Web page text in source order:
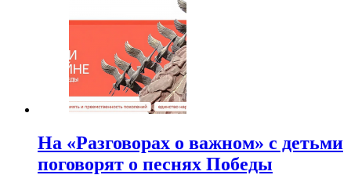
На «Разговорах о важном» с детьми
поговорят о песнях Победы